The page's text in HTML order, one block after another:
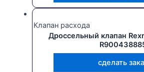
Клапан расхода
Дроссельный клапан
сделать